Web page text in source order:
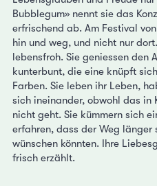
Bubblegum» nennt sie das
erfrischend ab. Am Festival
hin und weg, und nicht nur
lebensfroh. Sie geniessen den
kunterbunt, die eine knüpft
Farben. Sie leben ihr Leben,
sich ineinander, obwohl das in
nicht geht. Sie kümmern sich
erfahren, dass der Weg
wünschen könnten. Ihre
frisch erzählt.